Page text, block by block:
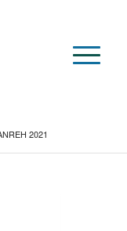
2021